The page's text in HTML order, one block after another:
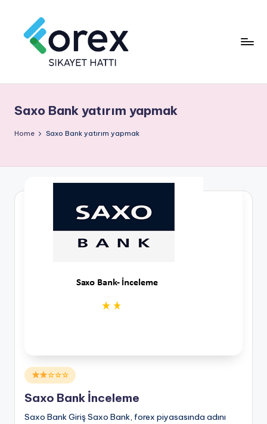
Saxo Bank yatırım yapmak
Home Saxo Bank yatırım yapmak
Posted
in
☆☆☆
Saxo Bank İnceleme
Saxo Bank Giriş Saxo Bank, forex piyasasında adını